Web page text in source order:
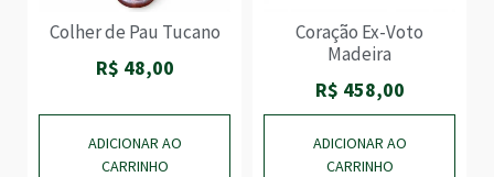
Colher de Pau Tucano
R$ 48,00
ADICIONAR AO
CARRINHO
Coração Ex-Voto
Madeira
R$ 458,00
ADICIONAR AO
CARRINHO